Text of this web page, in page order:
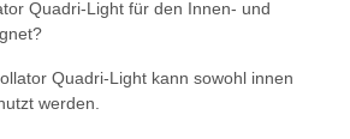
Quadri-Light für den Innen- und
Quadri-Light kann sowohl innen
werden.